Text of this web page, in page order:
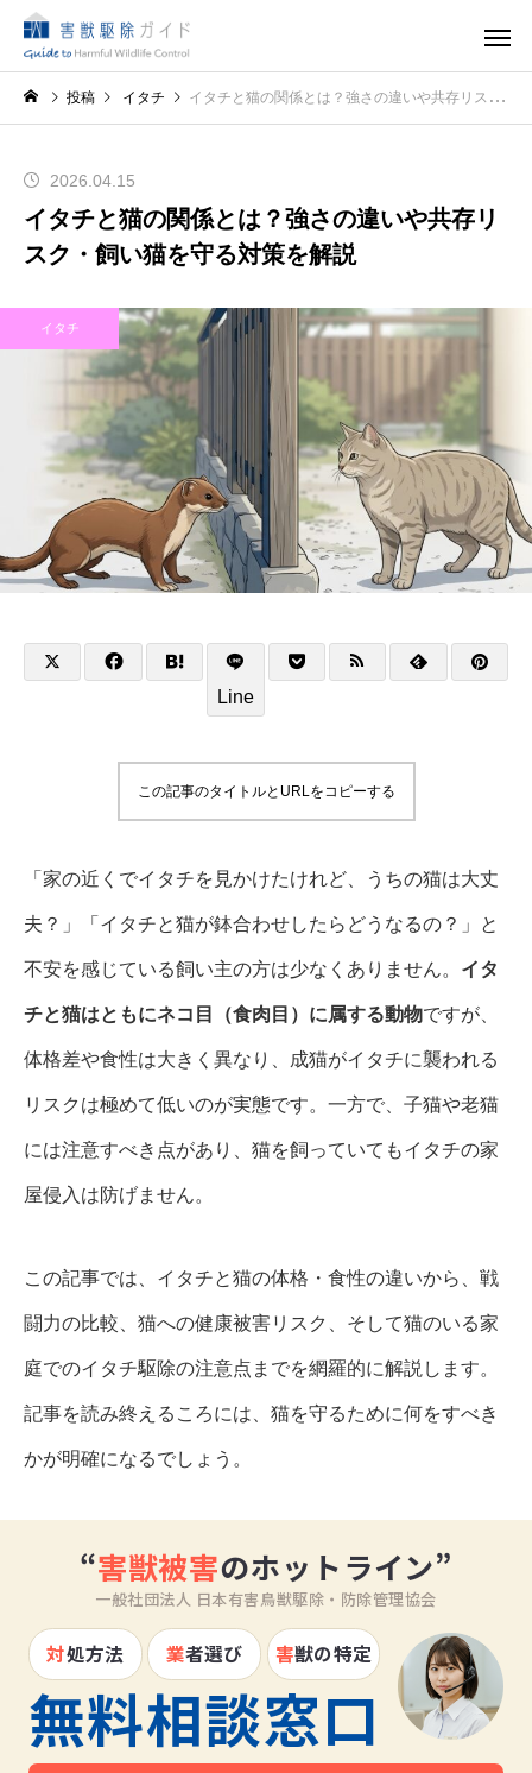
投稿 イタチ イタチと猫の関係とは？強さの違いや共存リスク・飼い猫を守る対策を解説
2026.04.15
イタチと猫の関係とは？強さの違いや共存リ
スク・飼い猫を守る対策を解説
イタチ
Line
この記事のタイトルとURLをコピーする
「家の近くでイタチを見かけたけれど、うちの猫は大丈
夫？」「イタチと猫が鉢合わせしたらどうなるの？」と
不安を感じている飼い主の方は少なくありません。 イタ
チと猫はともにネコ目（食肉目）に属する動物ですが、
体格差や食性は大きく異なり、成猫がイタチに襲われる
リスクは極めて低いのが実態です。一方で、子猫や老猫
には注意すべき点があり、猫を飼っていてもイタチの家
屋侵入は防げません。
この記事では、イタチと猫の体格・食性の違いから、戦
闘力の比較、猫への健康被害リスク、そして猫のいる家
庭でのイタチ駆除の注意点までを網羅的に解説します。
記事を読み終えるころには、猫を守るために何をすべき
かが明確になるでしょう。
“害獣被害のホットライン”
一般社団法人 日本有害鳥獣駆除・防除管理協会
対処方法 業者選び 害獣の特定
無料相談窓口